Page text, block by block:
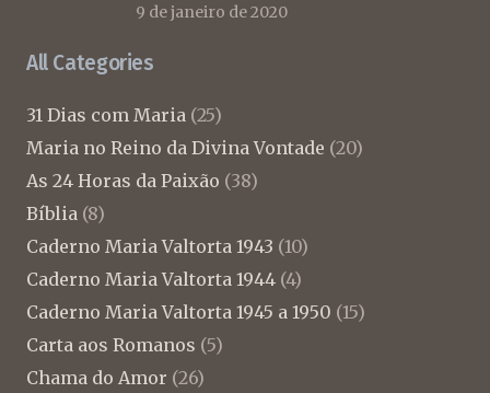
9 de janeiro de 2020
All Categories
31 Dias com Maria (25)
Maria no Reino da Divina Vontade (20)
As 24 Horas da Paixão (38)
Bíblia (8)
Caderno Maria Valtorta 1943 (10)
Caderno Maria Valtorta 1944 (4)
Caderno Maria Valtorta 1945 a 1950 (15)
Carta aos Romanos (5)
Chama do Amor (26)